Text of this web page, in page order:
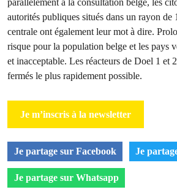
autorités publiques situés dans un rayon de
centrale ont également leur mot à dire.
risque pour la population belge et les pays
et inacceptable. Les réacteurs de Doel 1 et
fermés le plus rapidement possible.
Je m’inscris à la newsletter
Je partage sur Facebook Je
Je partage sur Whatsapp